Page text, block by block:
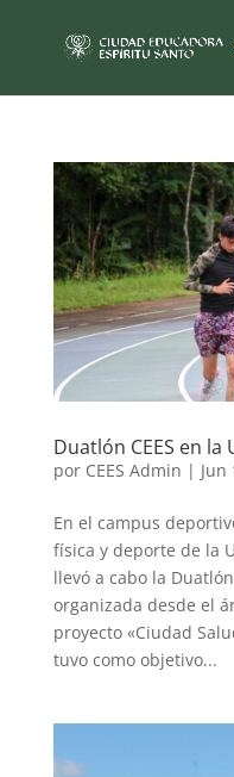
Duatlón CEES en
por CEES Admin | Jun
En el campus
física y deporte de la
llevó a cabo la
organizada desde el
proyecto «Ciudad
tuvo como objetivo...